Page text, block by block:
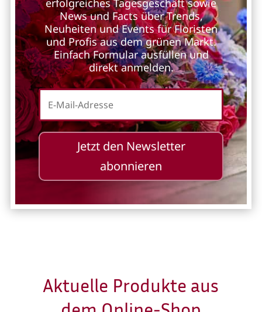
News und Facts über Trends,
Neuheiten und Events für Floristen
und Profis aus dem grünen Markt.
Einfach Formular ausfüllen und
direkt anmelden.
Jetzt den Newsletter
abonnieren
Aktuelle Produkte aus